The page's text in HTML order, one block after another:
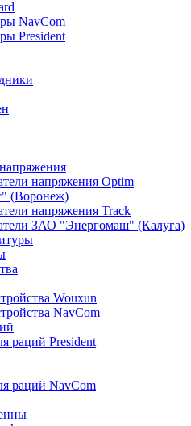
NavCom
President
напряжения Optim
(Воронеж)
напряжения Track
ЗАО "Энергомаш" (Калуга)
Wouxun
NavCom
раций President
раций NavCom